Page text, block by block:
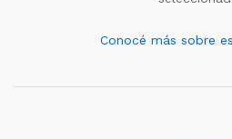
Conocé más sobre